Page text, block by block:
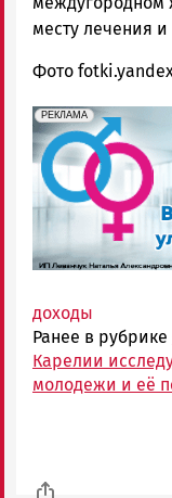
месту лечения и
Фото
erid: 2SDnjek5YUa
РЕКЛАМА
Реклама
доходы
Ранее в рубрике
Карелии
молодежи и её